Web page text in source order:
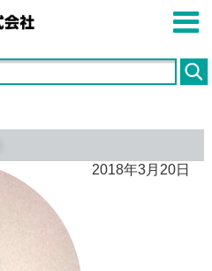
2018年3月20日